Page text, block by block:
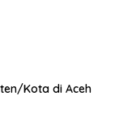
Kota di Aceh